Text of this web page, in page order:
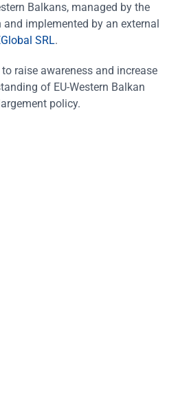
Balkans, managed by the
implemented by an external
SRL.
raise awareness and increase
of EU-Western Balkan
policy.